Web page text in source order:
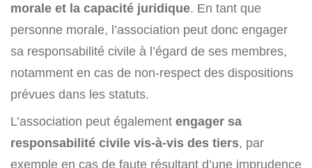
morale et la capacité juridique. En tant que
personne morale, l’association peut donc engager
sa responsabilité civile à l’égard de ses membres,
notamment en cas de non-respect des dispositions
prévues dans les statuts.
L’association peut également engager sa
responsabilité civile vis-à-vis des tiers, par
exemple en cas de faute résultant d’une imprudence